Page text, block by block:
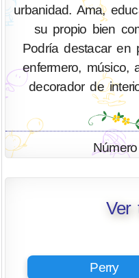
urbanidad. Ama,
su propio bien
Podría destacar en
enfermero, músico,
decorador de
Ver
Perry